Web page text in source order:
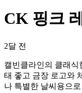
CK 핑크
2달 전
캘빈클라인의 클래식
태 좋고 금장 로고와
나 특별한 날씨용으